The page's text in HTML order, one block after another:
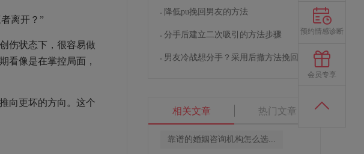
离开？”
伤状态下，很容易做
看像是在掌控局面，
向更坏的方向。这个
降低pu挽回男友的方法
分手后建立二次吸引的方法步骤
男友冷战想分手？采用后撤方法挽回男友
相关文章 热门文章
靠谱的婚姻咨询机构怎么选...
预约情感诊断
会员专享